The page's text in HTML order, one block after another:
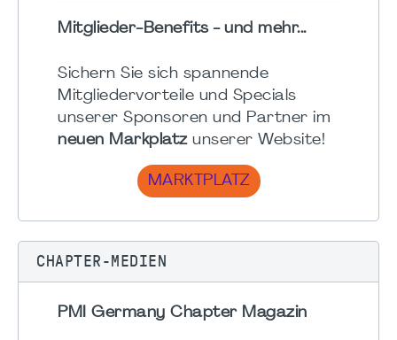
Mitglieder-Benefits - und mehr...
Sichern Sie sich spannende
Mitgliedervorteile und Specials
unserer Sponsoren und Partner im
neuen Markplatzunserer Website!
MARKTPLATZ
CHAPTER-MEDIEN
PMI Germany Chapter Magazin